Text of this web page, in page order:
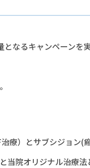
となるキャンペーンを
療）とサブシジョン(
院オリジナル治療法